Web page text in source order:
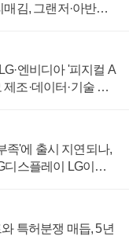
김, 그랜저·아반떼
엔비디아 '피지컬 A
조·데이터·기술 결
족'에 출시 지연되나,
디스플레이 LG이노
특허분쟁 매듭, 5년